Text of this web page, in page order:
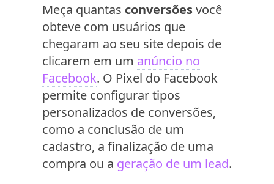
Meça quantas conversõesvocê
obteve com usuários que
chegaram ao seu site depois de
clicarem em um anúncio no
Facebook. O Pixel do Facebook
permite configurar tipos
personalizados de conversões,
como a conclusão de um
cadastro, a finalização de uma
compra ou a geração de um lead.